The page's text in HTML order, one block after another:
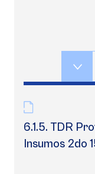
6.1.5. TDR
Insumos 2do